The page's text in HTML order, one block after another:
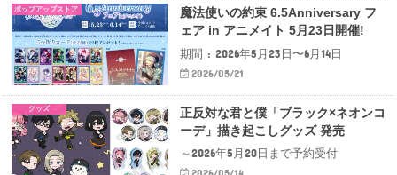
ポップアップストア
魔法使いの約束 6.5Anniversary フ
ェア in アニメイト 5月23日開催!
期間 : 2026年5月23日〜6月14日
2026/05/21
グッズ
正反対な君と僕「ブラック×ネオンコ
ーデ」描き起こしグッズ 発売
～2026年5月20日まで予約受付
2026/05/14